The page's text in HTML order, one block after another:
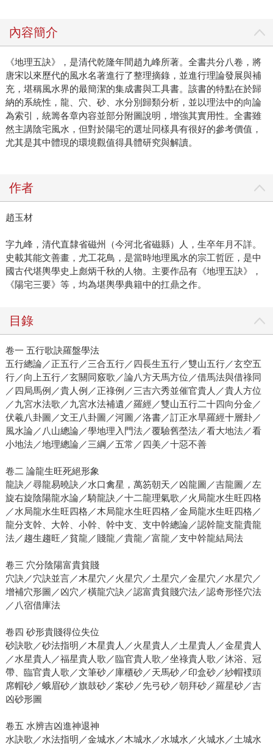
內容簡介
《地理五訣》，是清代乾隆年間趙九峰所著。全書共分八卷，將
唐宋以來歷代的風水名著進行了整理摘錄，並進行理論發展與補
充，堪稱風水界的最簡潔的集成書與工具書。該書的特點在於歸
納的系統性，龍、穴、砂、水分別歸類分析，並以理法中的向論
為索引，統籌各章內容並部分附圖說明，增強其實用性。全書雖
然主講陰宅風水，但對於陽宅的選址同樣具有很好的參考價值，
尤其是其中體現的環境觀值得具體研究與解讀。
作者
趙玉材
字九峰，清代直隸省磁州（今河北省磁縣）人，生卒年月不詳。
史載其能文善畫，尤工花鳥，是當時地理風水的宗工哲匠，是中
國古代堪輿學史上彪炳千秋的人物。主要作品有《地理五訣》，
《陽宅三要》等，均為堪輿學典籍中的扛鼎之作。
目錄
卷一 五行歌訣羅盤學法
五行總論／正五行／三合五行／四長生五行／雙山五行／玄空五
行／向上五行／玄關同竅歌／論八方天馬方位／借馬法與借祿同
／四局馬例／貴人例／正祿例／三吉六秀並催官貴人／貴人方位
／九宮水法歌／九宮水法補遺／羅經／雙山五行二十四向分金／
伏羲八卦圖／文王八卦圖／河圖／洛書／訂正水旱羅經十層卦／
風水論／八山總論／學地理入門法／覆驗舊塋法／看大地法／看
小地法／地理總論／三綱／五常／四美／十惡不善
卷二 論龍生旺死絕形象
龍訣／尋龍易曉訣／水口禽星，萬笏朝天／凶龍圖／吉龍圖／左
旋右旋陰陽龍水論／騎龍訣／十二龍理氣歌／火局龍水生旺四格
／水局龍水生旺四格／木局龍水生旺四格／金局龍水生旺四格／
龍分支幹、大幹、小幹、幹中支、支中幹總論／認幹龍支龍貴龍
法／趨生趨旺／貧龍／賤龍／貴龍／富龍／支中幹龍結局法
卷三 穴分陰陽富貴貧賤
穴訣／穴訣並言／木星穴／火星穴／土星穴／金星穴／水星穴／
增補穴形圖／凶穴／橫龍穴訣／認富貴貧賤穴法／認奇形怪穴法
／八宿借庫法
卷四 砂形貴賤得位失位
砂訣歌／砂法指明／木星貴人／火星貴人／土星貴人／金星貴人
／水星貴人／福星貴人歌／臨官貴人歌／坐祿貴人歌／沐浴、冠
帶、臨官貴人歌／文筆砂／庫櫃砂／天馬砂／印盒砂／紗帽襆頭
席帽砂／蛾眉砂／旗鼓砂／案砂／先弓砂／朝拜砂／羅星砂／吉
凶砂形圖
卷五 水辨吉凶進神退神
水訣歌／水法指明／金城水／木城水／水城水／火城水／土城水